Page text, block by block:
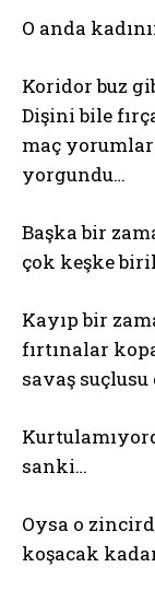
O anda
Koridor buz
Dişini bile
maç
yorgundu…
Başka bir
çok keşke
Kayıp bir
fırtınalar
savaş
sanki…
Oysa o
koşacak